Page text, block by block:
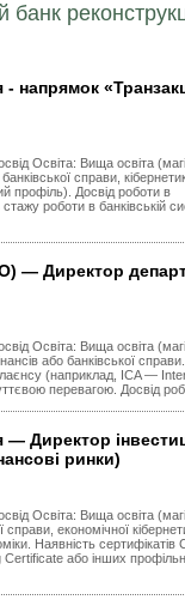
банк
напрямок
Освіта: Вища освіта
справи,
профіль). Досвід роботи в
роботи в банківській
— Директор
Освіта: Вища освіта
або банківської
(наприклад, ICA —
перевагою. Досвід
Директор
ринки)
Освіта: Вища освіта
справи, економічної
Наявність сертифікатів
або інших